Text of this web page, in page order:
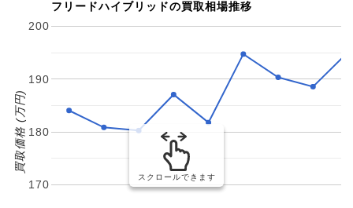
フリードハイブリッドの買取相場推移
170
180
190
200
買取価格 (万円)
スクロールできます